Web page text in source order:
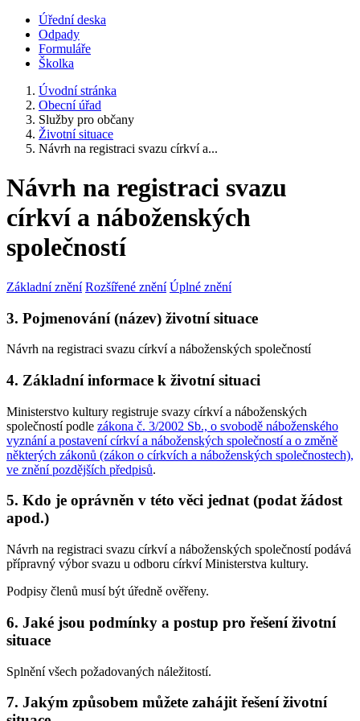
Úřední deska
Odpady
Formuláře
Školka
Úvodní stránka
Obecní úřad
Služby pro občany
Životní situace
Návrh na registraci svazu církví a...
Návrh na registraci svazu
církví a náboženských
společností
Základní znění Rozšířené znění Úplné znění
3. Pojmenování (název) životní situace
Návrh na registraci svazu církví a náboženských společností
4. Základní informace k životní situaci
Ministerstvo kultury registruje svazy církví a náboženských
společností podle zákona č. 3/2002 Sb., o svobodě náboženského
vyznání a postavení církví a náboženských společností a o změně
některých zákonů (zákon o církvích a náboženských společnostech),
ve znění pozdějších předpisů.
5. Kdo je oprávněn v této věci jednat (podat žádost
apod.)
Návrh na registraci svazu církví a náboženských společností podává
přípravný výbor svazu u odboru církví Ministerstva kultury.
Podpisy členů musí být úředně ověřeny.
6. Jaké jsou podmínky a postup pro řešení životní
situace
Splnění všech požadovaných náležitostí.
7. Jakým způsobem můžete zahájit řešení životní